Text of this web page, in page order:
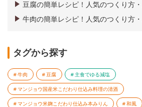
豆腐の簡単レシピ！人気のつくり方
牛肉の簡単レシピ！人気のつくり方
タグから探す
牛肉 豆腐 主食でゆる減塩
マンジョウ国産米こだわり仕込み料理の清酒
マンジョウ米麹こだわり仕込み本みりん 和風